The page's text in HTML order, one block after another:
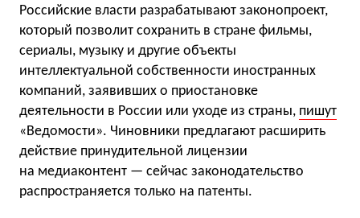
Российские власти разрабатывают законопроект,
который позволит сохранить в стране фильмы,
сериалы, музыку и другие объекты
интеллектуальной собственности иностранных
компаний, заявивших о приостановке
деятельности в России или уходе из страны, пишут
«Ведомости». Чиновники предлагают расширить
действие принудительной лицензии
на медиаконтент — сейчас законодательство
распространяется только на патенты.